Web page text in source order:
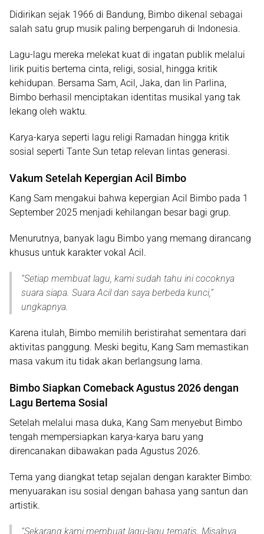
Didirikan sejak 1966 di Bandung, Bimbo dikenal sebagai
salah satu grup musik paling berpengaruh di Indonesia.
Lagu-lagu mereka melekat kuat di ingatan publik melalui
lirik puitis bertema cinta, religi, sosial, hingga kritik
kehidupan. Bersama Sam, Acil, Jaka, dan Iin Parlina
Bimbo berhasil menciptakan identitas musikal yang tak
lekang oleh waktu.
Karya-karya seperti lagu religi Ramadan hingga kritik
sosial seperti Tante Sun tetap relevan lintas generasi.
Vakum Setelah Kepergian Acil Bimbo
Kang Sam mengakui bahwa kepergian Acil Bimbo pada 1
September 2025 menjadi kehilangan besar bagi grup.
Menurutnya, banyak lagu Bimbo yang memang dirancang
khusus untuk karakter vokal Acil.
“Setiap membuat lagu, kami sudah tahu ini cocoknya
suara siapa. Suara Acil dan saya berbeda kunci,”
ungkapnya.
Karena itulah, Bimbo memilih beristirahat sementara dari
aktivitas panggung. Meski begitu, Kang Sam memastikan
masa vakum itu tidak akan berlangsung lama.
Bimbo Siapkan Comeback Agustus 2026 dengan
Lagu Bertema Sosial
Setelah melalui masa duka, Kang Sam menyebut Bimbo
tengah mempersiapkan karya-karya baru yang
direncanakan dibawakan pada Agustus 2026.
Tema yang diangkat tetap sejalan dengan karakter Bimbo:
menyuarakan isu sosial dengan bahasa yang santun dan
artistik.
“Sekarang kami membuat lagu-lagu tematis. Misalnya